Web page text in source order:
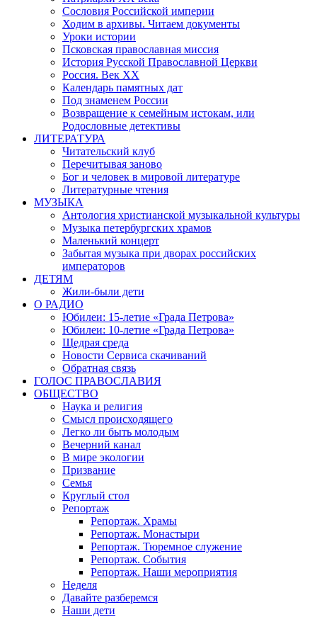
Сословия Российской империи
Ходим в архивы. Читаем документы
Уроки истории
Псковская православная миссия
История Русской Православной Церкви
Россия. Век ХХ
Календарь памятных дат
Под знаменем России
Возвращение к семейным истокам, или
Родословные детективы
ЛИТЕРАТУРА
Читательский клуб
Перечитывая заново
Бог и человек в мировой литературе
Литературные чтения
МУЗЫКА
Антология христианской музыкальной культуры
Музыка петербургских храмов
Маленький концерт
Забытая музыка при дворах российских
императоров
ДЕТЯМ
Жили-были дети
О РАДИО
Юбилеи: 15-летие «Града Петрова»
Юбилеи: 10-летие «Града Петрова»
Щедрая среда
Новости Сервиса скачиваний
Обратная связь
ГОЛОС ПРАВОСЛАВИЯ
ОБЩЕСТВО
Наука и религия
Смысл происходящего
Легко ли быть молодым
Вечерний канал
В мире экологии
Призвание
Семья
Круглый стол
Репортаж
Репортаж. Храмы
Репортаж. Монастыри
Репортаж. Тюремное служение
Репортаж. События
Репортаж. Наши мероприятия
Неделя
Давайте разберемся
Наши дети